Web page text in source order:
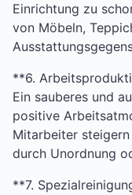
Einrichtung zu
von Möbeln,
**6.
Ein sauberes und
positive
Mitarbeiter
durch Unordnung
**7.